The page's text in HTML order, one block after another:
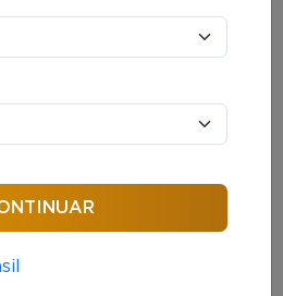
38 cursos